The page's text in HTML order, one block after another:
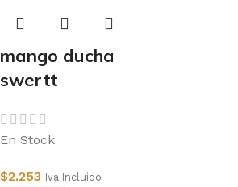
mango ducha
swertt
En Stock
$2.253 Iva Incluido